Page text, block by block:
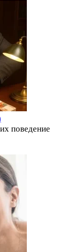
поведение